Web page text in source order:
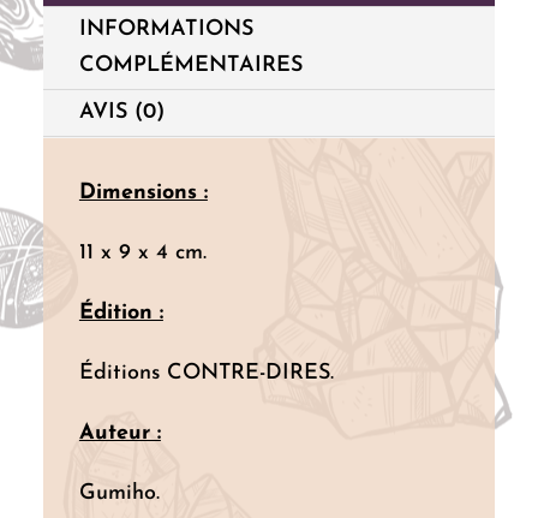
INFORMATIONS
COMPLÉMENTAIRES
AVIS (0)
Dimensions :
11 x 9 x 4 cm.
Édition :
Éditions CONTRE-DIRES.
Auteur :
Gumiho.